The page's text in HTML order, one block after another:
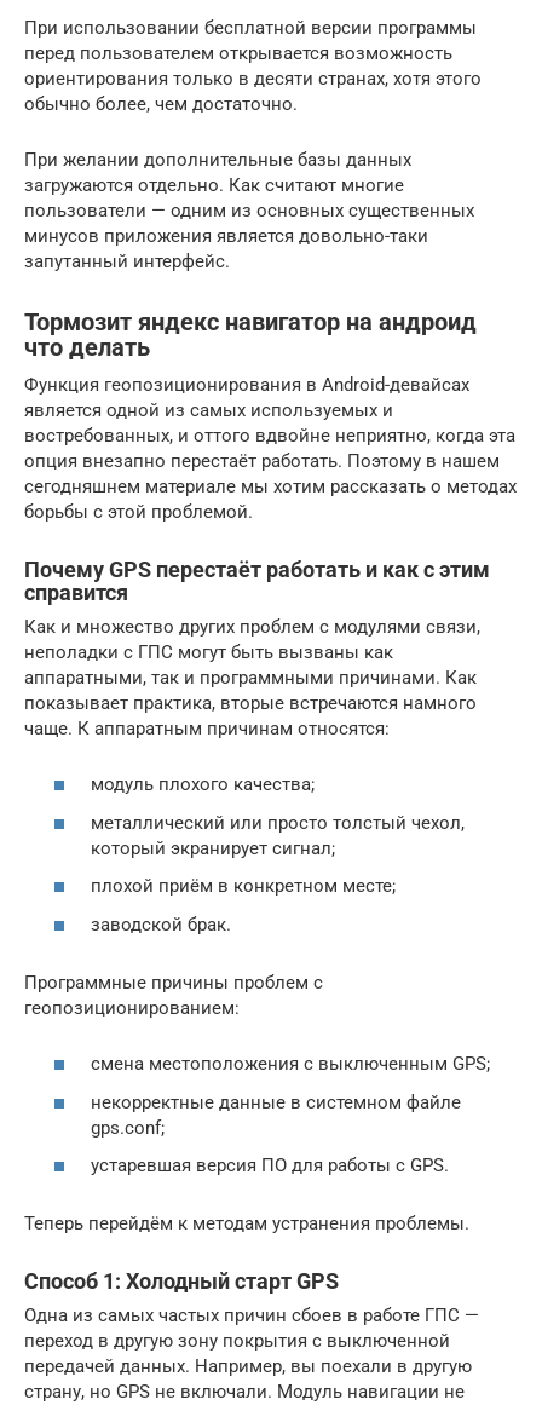
При использовании бесплатной версии программы
перед пользователем открывается возможность
ориентирования только в десяти странах, хотя этого
обычно более, чем достаточно.
При желании дополнительные базы данных
загружаются отдельно. Как считают многие
пользователи — одним из основных существенных
минусов приложения является довольно-таки
запутанный интерфейс.
Тормозит яндекс навигатор на андроид
что делать
Функция геопозиционирования в Android-девайсах
является одной из самых используемых и
востребованных, и оттого вдвойне неприятно, когда эта
опция внезапно перестаёт работать. Поэтому в нашем
сегодняшнем материале мы хотим рассказать о методах
борьбы с этой проблемой.
Почему GPS перестаёт работать и как с этим
справится
Как и множество других проблем с модулями связи,
неполадки с ГПС могут быть вызваны как
аппаратными, так и программными причинами. Как
показывает практика, вторые встречаются намного
чаще. К аппаратным причинам относятся:
модуль плохого качества;
металлический или просто толстый чехол,
который экранирует сигнал;
плохой приём в конкретном месте;
заводской брак.
Программные причины проблем с
геопозиционированием:
смена местоположения с выключенным GPS;
некорректные данные в системном файле
gps.conf;
устаревшая версия ПО для работы с GPS.
Теперь перейдём к методам устранения проблемы.
Способ 1: Холодный старт GPS
Одна из самых частых причин сбоев в работе ГПС —
переход в другую зону покрытия с выключенной
передачей данных. Например, вы поехали в другую
страну, но GPS не включали. Модуль навигации не